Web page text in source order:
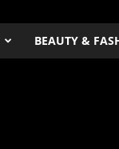
BEAUTY &